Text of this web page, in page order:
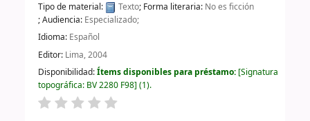
Tipo de material:
Texto; Forma literaria: No es ficción
; Audiencia: Especializado;
Idioma: Español
Editor: Lima, 2004
Disponibilidad:Ítems disponibles para préstamo: Signatura
topográfica: BV 2280 F98 (1).